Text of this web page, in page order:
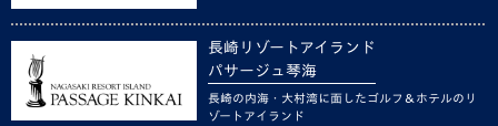
長崎リゾートアイランド
パサージュ琴海
長崎の内海・大村湾に面したゴルフ＆ホテルのリ
ゾートアイランド